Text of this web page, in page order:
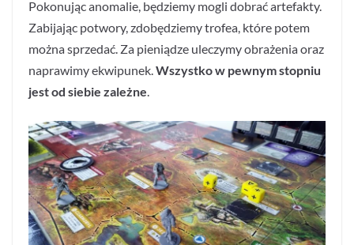
Pokonując anomalie, będziemy mogli dobrać artefakty.
Zabijając potwory, zdobędziemy trofea, które potem
można sprzedać. Za pieniądze uleczymy obrażenia oraz
naprawimy ekwipunek.Wszystko w pewnym stopniu
jest od siebie zależne.